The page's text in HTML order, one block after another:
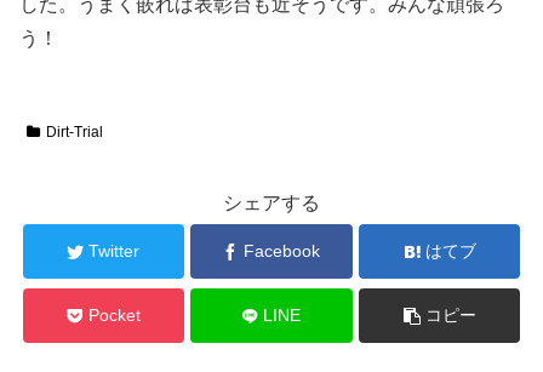
した。うまく嵌れば表彰台も近そうです。みんな頑張ろ
う！
Dirt-Trial
シェアする
Twitter Facebook はてブ
Pocket LINE コピー